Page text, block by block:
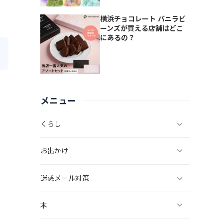
横浜チョコレート バニラビ
ーンズが買える店舗はどこ
にあるの？
メニュー
くらし
お出かけ
迷惑メール対策
本